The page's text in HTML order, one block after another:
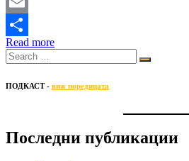
Email
Share
Read more
ПОДКАСТ - виж поредицата
Последни публикации